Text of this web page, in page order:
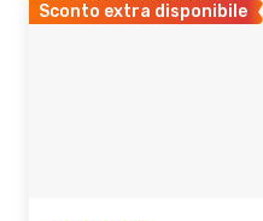
Sconto extra disponibile